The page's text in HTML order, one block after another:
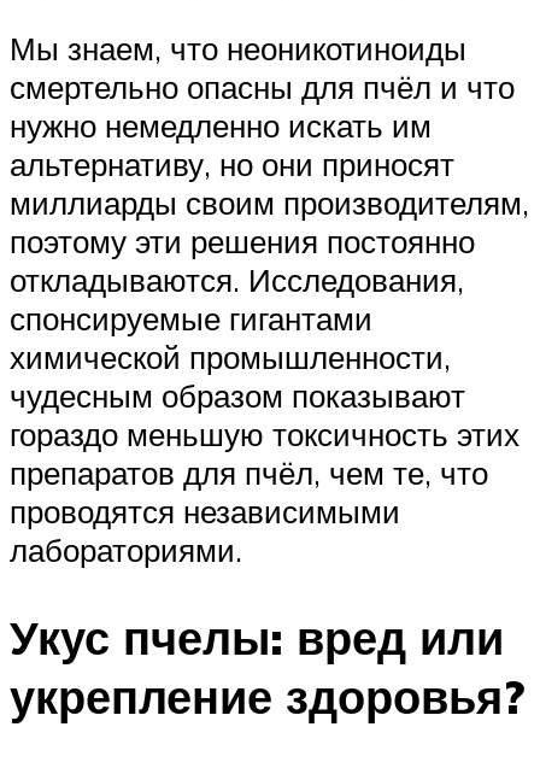
Мы знаем, что неоникотиноиды
смертельно опасны для пчёл и что
нужно немедленно искать им
альтернативу, но они приносят
миллиарды своим производителям,
поэтому эти решения постоянно
откладываются. Исследования,
спонсируемые гигантами
химической промышленности,
чудесным образом показывают
гораздо меньшую токсичность этих
препаратов для пчёл, чем те, что
проводятся независимыми
лабораториями.
Укус пчелы: вред или
укрепление здоровья?